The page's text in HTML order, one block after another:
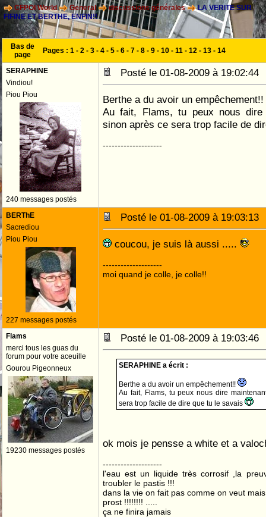
CFPOI World General discussions générales
LA VERITE SUR
FIFINE ET BERTHE, ENFIN!!
Bas de
page
Pages : 1 - 2 - 3 - 4 - 5 - 6 - 7 - 8 - 9 - 10 - 11 - 12 - 13 - 14
SERAPHINE
Vindiou!
Piou Piou
240 messages postés
Posté le 01-08-2009 à
Berthe a du avoir un empêchement!!
Au fait, Flams, tu peux nous
sinon après ce sera trop facile de
--------------------
BERThE
Sacrediou
Piou Piou
227 messages postés
Posté le 01-08-2009 à
coucou, je suis là aussi .....
--------------------
moi quand je colle, je colle!!
Flams
merci tous les guas du
forum pour votre aceuille
Gourou Pigeonneux
19230 messages postés
Posté le 01-08-2009 à
SERAPHINE a écrit :
Berthe a du avoir un empêchement!!
Au fait, Flams, tu peux nous dire
sera trop facile de dire que tu le savais
ok mois je pensse a white et a
--------------------
l'eau est un liquide très corrosif ,la
troubler le pastis !!!
dans la vie on fait pas comme on veut
prost !!!!!!!! .....
ça ne finira jamais